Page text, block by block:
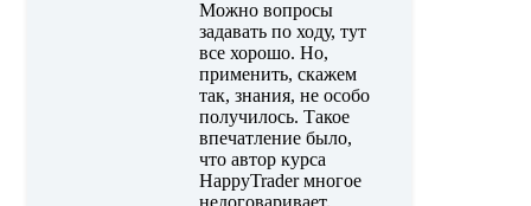
Можно вопросы
задавать по ходу, тут
все хорошо. Но,
применить, скажем
так, знания, не особо
получилось. Такое
впечатление было,
что автор курса
HappyTrader многое
недоговаривает.